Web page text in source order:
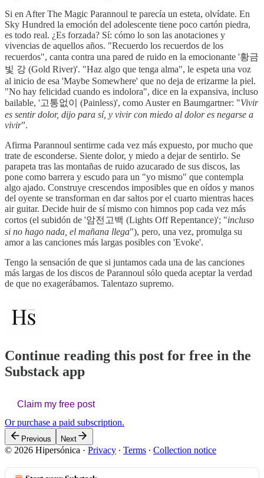
Si en After The Magic Parannoul te parecía un esteta, olvídate. En
Sky Hundred la emoción del adolescente tiene poco cartón piedra,
es todo real. ¿Es forzada? Sí: cómo lo son las anotaciones y
vivencias de aquellos años. "Recuerdo los recuerdos de los
recuerdos", canta contra una pared de ruido en la emocionante '황금
빛 강 (Gold River)'. "Haz algo que tenga alma", le espeta una voz
al inicio de esa 'Maybe Somewhere' que no deja de erizarme la piel.
"No hay felicidad cuando es indolora", dice en la expansiva, incluso
bailable, '고통없이 (Painless)', como Auster en Baumgartner: "Vivir
es sentir dolor, dijo para sí, y vivir con miedo al dolor es negarse a
vivir”.
Afirma Parannoul sentirme cada vez más expuesto, por mucho que
trate de esconderse. Siente dolor, y miedo a dejar de sentirlo. Se
parapeta tras las montañas de ruido azucarado de sus discos, las
pone como barrera y escudo para un "yo mismo" que contempla
algo ajado. Construye crescendos imposibles que en oídos y manos
del oyente se transforman en dar saltos por el cuarto mientras haces
air guitar. Decide huir de sí mismo con himnos pop cada vez más
cortos (el subidón de '암전고백 (Lights Off Repentance)'; "incluso
si no hago nada, el mañana llega"), pero, una vez, promulga su
amor a las canciones más largas posibles con 'Evoke'.
Tengo la sensación de que si juntamos cada una de las canciones
más largas de los discos de Parannoul sólo queda aceptar la verdad
de que no exagerábamos. Talentazo supremo.
Continue reading this post for free in the
Substack app
Claim my free post
Or purchase a paid subscription.
Previous Next
© 2026 Hipersónica · Privacy ∙ Terms ∙ Collection notice